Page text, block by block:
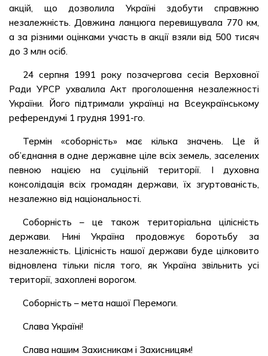
акцій, що дозволила Україні здобути справжню
незалежність. Довжина ланцюга перевищувала 770 км,
а за різними оцінками участь в акції взяли від 500 тисяч
до 3 млн осіб.
24 серпня 1991 року позачергова сесія Верховної
Ради УРСР ухвалила Акт проголошення незалежності
України. Його підтримали українці на Всеукраїнському
референдумі 1 грудня 1991-го.
Термін «соборність» має кілька значень. Це й
об’єднання в одне державне ціле всіх земель, заселених
певною нацією на суцільній території. І духовна
консолідація всіх громадян держави, їх згуртованість,
незалежно від національності.
Соборність – це також територіальна цілісність
держави. Нині Україна продовжує боротьбу за
незалежність. Цілісність нашої держави буде цілковито
відновлена тільки після того, як Україна звільнить усі
території, захоплені ворогом.
Соборність – мета нашої Перемоги.
Слава Україні!
Слава нашим Захисникам і Захисницям!